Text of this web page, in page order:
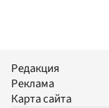
Редакция
Реклама
Карта сайта